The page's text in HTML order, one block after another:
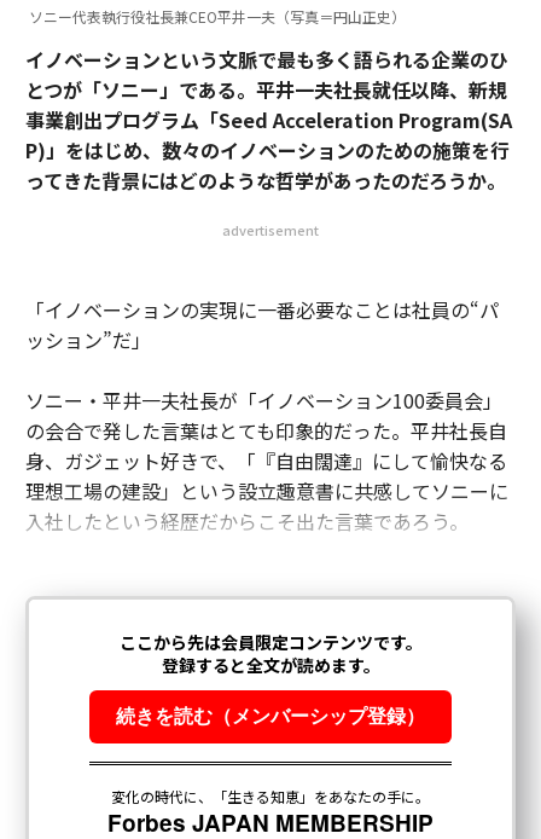
ソニー代表執行役社長兼CEO平井一夫（写真＝円山正史）
イノベーションという文脈で最も多く語られる企業のひ
とつが「ソニー」である。平井一夫社長就任以降、新規
事業創出プログラム「Seed Acceleration Program(SA
P)」をはじめ、数々のイノベーションのための施策を行
ってきた背景にはどのような哲学があったのだろうか。
advertisement
「イノベーションの実現に一番必要なことは社員の“パ
ッション”だ」
ソニー・平井一夫社長が「イノベーション100委員会」
の会合で発した言葉はとても印象的だった。平井社長自
身、ガジェット好きで、「『自由闊達』にして愉快なる
理想工場の建設」という設立趣意書に共感してソニーに
入社したという経歴だからこそ出た言葉であろう。